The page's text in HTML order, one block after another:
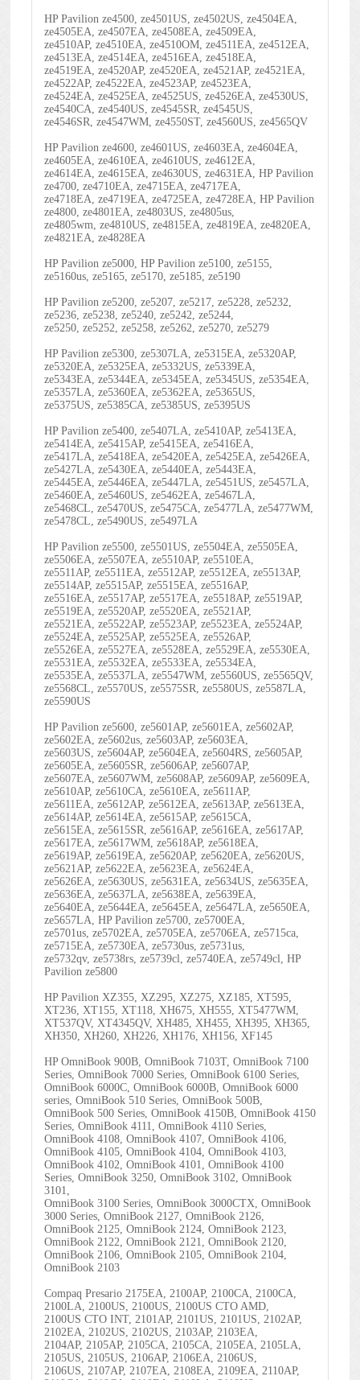
HP Pavilion ze4500, ze4501US, ze4502US, ze4504EA,
ze4505EA, ze4507EA, ze4508EA, ze4509EA,
ze4510AP, ze4510EA, ze4510OM, ze4511EA, ze4512EA,
ze4513EA, ze4514EA, ze4516EA, ze4518EA,
ze4519EA, ze4520AP, ze4520EA, ze4521AP, ze4521EA,
ze4522AP, ze4522EA, ze4523AP, ze4523EA,
ze4524EA, ze4525EA, ze4525US, ze4526EA, ze4530US,
ze4540CA, ze4540US, ze4545SR, ze4545US,
ze4546SR, ze4547WM, ze4550ST, ze4560US, ze4565QV
HP Pavilion ze4600, ze4601US, ze4603EA, ze4604EA,
ze4605EA, ze4610EA, ze4610US, ze4612EA,
ze4614EA, ze4615EA, ze4630US, ze4631EA, HP Pavilion
ze4700, ze4710EA, ze4715EA, ze4717EA,
ze4718EA, ze4719EA, ze4725EA, ze4728EA, HP Pavilion
ze4800, ze4801EA, ze4803US, ze4805us,
ze4805wm, ze4810US, ze4815EA, ze4819EA, ze4820EA,
ze4821EA, ze4828EA
HP Pavilion ze5000, HP Pavilion ze5100, ze5155,
ze5160us, ze5165, ze5170, ze5185, ze5190
HP Pavilion ze5200, ze5207, ze5217, ze5228, ze5232,
ze5236, ze5238, ze5240, ze5242, ze5244,
ze5250, ze5252, ze5258, ze5262, ze5270, ze5279
HP Pavilion ze5300, ze5307LA, ze5315EA, ze5320AP,
ze5320EA, ze5325EA, ze5332US, ze5339EA,
ze5343EA, ze5344EA, ze5345EA, ze5345US, ze5354EA,
ze5357LA, ze5360EA, ze5362EA, ze5365US,
ze5375US, ze5385CA, ze5385US, ze5395US
HP Pavilion ze5400, ze5407LA, ze5410AP, ze5413EA,
ze5414EA, ze5415AP, ze5415EA, ze5416EA,
ze5417LA, ze5418EA, ze5420EA, ze5425EA, ze5426EA,
ze5427LA, ze5430EA, ze5440EA, ze5443EA,
ze5445EA, ze5446EA, ze5447LA, ze5451US, ze5457LA,
ze5460EA, ze5460US, ze5462EA, ze5467LA,
ze5468CL, ze5470US, ze5475CA, ze5477LA, ze5477WM,
ze5478CL, ze5490US, ze5497LA
HP Pavilion ze5500, ze5501US, ze5504EA, ze5505EA,
ze5506EA, ze5507EA, ze5510AP, ze5510EA,
ze5511AP, ze5511EA, ze5512AP, ze5512EA, ze5513AP,
ze5514AP, ze5515AP, ze5515EA, ze5516AP,
ze5516EA, ze5517AP, ze5517EA, ze5518AP, ze5519AP,
ze5519EA, ze5520AP, ze5520EA, ze5521AP,
ze5521EA, ze5522AP, ze5523AP, ze5523EA, ze5524AP,
ze5524EA, ze5525AP, ze5525EA, ze5526AP,
ze5526EA, ze5527EA, ze5528EA, ze5529EA, ze5530EA,
ze5531EA, ze5532EA, ze5533EA, ze5534EA,
ze5535EA, ze5537LA, ze5547WM, ze5560US, ze5565QV,
ze5568CL, ze5570US, ze5575SR, ze5580US, ze5587LA,
ze5590US
HP Pavilion ze5600, ze5601AP, ze5601EA, ze5602AP,
ze5602EA, ze5602us, ze5603AP, ze5603EA,
ze5603US, ze5604AP, ze5604EA, ze5604RS, ze5605AP,
ze5605EA, ze5605SR, ze5606AP, ze5607AP,
ze5607EA, ze5607WM, ze5608AP, ze5609AP, ze5609EA,
ze5610AP, ze5610CA, ze5610EA, ze5611AP,
ze5611EA, ze5612AP, ze5612EA, ze5613AP, ze5613EA,
ze5614AP, ze5614EA, ze5615AP, ze5615CA,
ze5615EA, ze5615SR, ze5616AP, ze5616EA, ze5617AP,
ze5617EA, ze5617WM, ze5618AP, ze5618EA,
ze5619AP, ze5619EA, ze5620AP, ze5620EA, ze5620US,
ze5621AP, ze5622EA, ze5623EA, ze5624EA,
ze5626EA, ze5630US, ze5631EA, ze5634US, ze5635EA,
ze5636EA, ze5637LA, ze5638EA, ze5639EA,
ze5640EA, ze5644EA, ze5645EA, ze5647LA, ze5650EA,
ze5657LA, HP Pavilion ze5700, ze5700EA,
ze5701us, ze5702EA, ze5705EA, ze5706EA, ze5715ca,
ze5715EA, ze5730EA, ze5730us, ze5731us,
ze5732qv, ze5738rs, ze5739cl, ze5740EA, ze5749cl, HP
Pavilion ze5800
HP Pavilion XZ355, XZ295, XZ275, XZ185, XT595,
XT236, XT155, XT118, XH675, XH555, XT5477WM,
XT537QV, XT4345QV, XH485, XH455, XH395, XH365,
XH350, XH260, XH226, XH176, XH156, XF145
HP OmniBook 900B, OmniBook 7103T, OmniBook 7100
Series, OmniBook 7000 Series, OmniBook 6100 Series,
OmniBook 6000C, OmniBook 6000B, OmniBook 6000
series, OmniBook 510 Series, OmniBook 500B,
OmniBook 500 Series, OmniBook 4150B, OmniBook 4150
Series, OmniBook 4111, OmniBook 4110 Series,
OmniBook 4108, OmniBook 4107, OmniBook 4106,
OmniBook 4105, OmniBook 4104, OmniBook 4103,
OmniBook 4102, OmniBook 4101, OmniBook 4100
Series, OmniBook 3250, OmniBook 3102, OmniBook
3101,
OmniBook 3100 Series, OmniBook 3000CTX, OmniBook
3000 Series, OmniBook 2127, OmniBook 2126,
OmniBook 2125, OmniBook 2124, OmniBook 2123,
OmniBook 2122, OmniBook 2121, OmniBook 2120,
OmniBook 2106, OmniBook 2105, OmniBook 2104,
OmniBook 2103
Compaq Presario 2175EA, 2100AP, 2100CA, 2100CA,
2100LA, 2100US, 2100US, 2100US CTO AMD,
2100US CTO INT, 2101AP, 2101US, 2101US, 2102AP,
2102EA, 2102US, 2102US, 2103AP, 2103EA,
2104AP, 2105AP, 2105CA, 2105CA, 2105EA, 2105LA,
2105US, 2105US, 2106AP, 2106EA, 2106US,
2106US, 2107AP, 2107EA, 2108EA, 2109EA, 2110AP,